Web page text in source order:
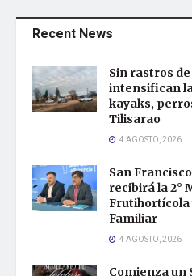
Recent News
Sin rastros
intensifican
kayaks,
Tilisarao
4 AGOSTO, 2026
San
recibirá la 2°
Frutihortícola
Familiar
4 AGOSTO, 2026
Comienza un